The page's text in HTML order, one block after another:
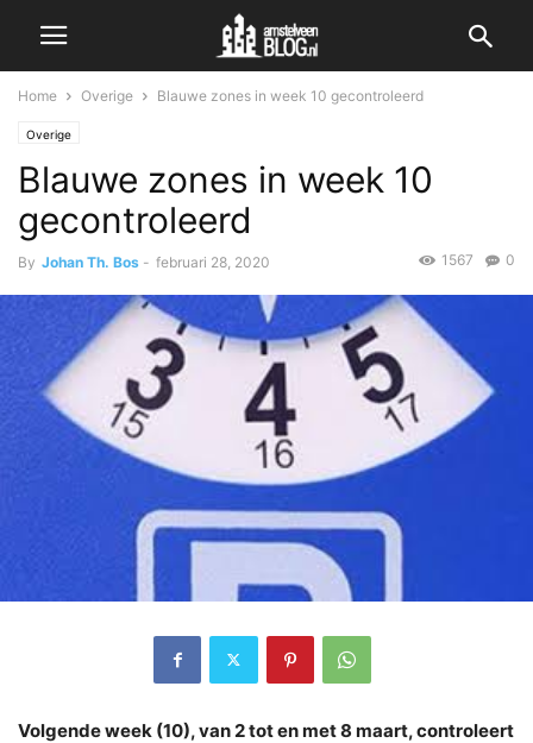
Home Overige Blauwe zones in week 10 gecontroleerd
Overige
Blauwe zones in week 10
gecontroleerd
By Johan Th. Bos - februari 28, 2020 0
1567
Volgende week (10), van 2 tot en met 8 maart, controleert